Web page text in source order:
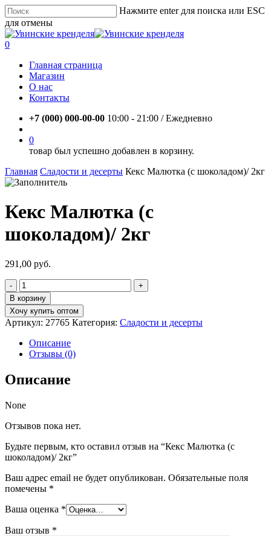
Skip
to
main
content
Нажмите enter для поиска или ESC
для отмены
Close
Search
account
0
Главная страница
Магазин
О нас
Контакты
+7 (000) 000-00-00 10:00 - 21:00 / Eжедневно
0
товар был успешно добавлен в корзину.
Главная Сладости и десерты Кекс Малютка (с шоколадом)/ 2кг
Кекс Малютка (с
шоколадом)/ 2кг
291,00 руб.
Количество
товара
Кекс
Малютка
(с
шоколадом)/
2кг
В корзину
Хочу купить оптом
Артикул: 27765 Категория: Сладости и десерты
Описание
Отзывы (0)
Описание
None
Отзывов пока нет.
Будьте первым, кто оставил отзыв на “Кекс Малютка (с
шоколадом)/ 2кг”
Ваш адрес email не будет опубликован. Обязательные поля
помечены *
Ваша оценка *
Ваш отзыв *